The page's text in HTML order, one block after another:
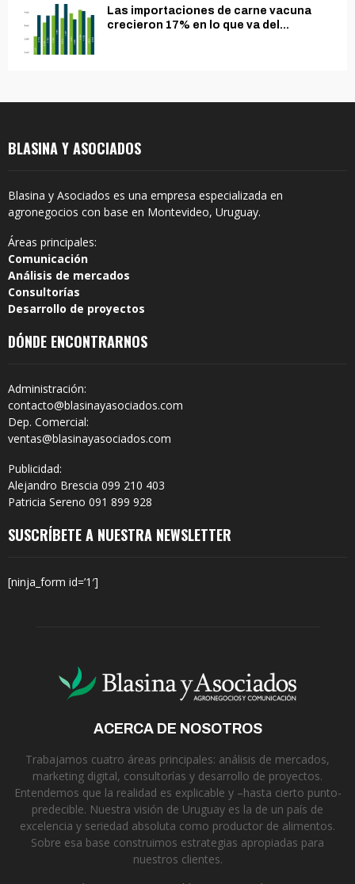
Las importaciones de carne vacuna
crecieron 17% en lo que va del...
BLASINA Y ASOCIADOS
Blasina y Asociados es una empresa especializada en
agronegocios con base en Montevideo, Uruguay.
Áreas principales:
Comunicación
Análisis de mercados
Consultorías
Desarrollo de proyectos
DÓNDE ENCONTRARNOS
Administración:
contacto@blasinayasociados.com
Dep. Comercial:
ventas@blasinayasociados.com
Publicidad:
Alejandro Brescia 099 210 403
Patricia Sereno 091 899 928
SUSCRÍBETE A NUESTRA NEWSLETTER
[ninja_form id=’1′]
ACERCA DE NOSOTROS
Trabajamos cuatro áreas principales: análisis de mercados,
marketing digital, consultorías y desarrollo de proyectos.
Entendemos que la realidad es explicable y –hasta cierto punto-
predecible. Nuestra visión de Uruguay es la de un país de
excelencia y seriedad absoluta como productor de alimentos.
Sobre esa base construimos estrategias apropiadas para
nuestros clientes.